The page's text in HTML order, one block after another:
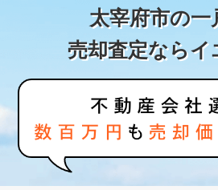
太宰府市の一
売却査定ならイ
不動産売却の流れ
不動産の売却・一括査定
家査定シミュレーター
お問い合わせ